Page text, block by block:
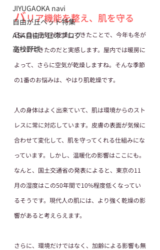
JIYUGAOKA navi
自由が丘ペット特集
ASA自由が丘のブログ
高校野球
バリア機能を整え、肌を守る
日に日に空気が乾燥してきたことで、今年も冬が
近づいてきたのだと実感します。屋内では暖房に
よって、さらに空気が乾燥しますね。そんな季節
の1番のお悩みは、やはり肌乾燥です。
人の身体はよく出来ていて、肌は環境からのスト
レスに常に対応しています。皮膚の表面が気候に
合わせて変化して、肌を守ってくれる仕組みにな
っています。しかし、温暖化の影響はここにも。
なんと、国土交通省の発表によると、東京の11
月の湿度はこの50年間で10%程度低くなってい
るそうです。現代人の肌には、より強く乾燥の影
響があると考えらえます。
さらに、環境だけではなく、加齢による影響も無